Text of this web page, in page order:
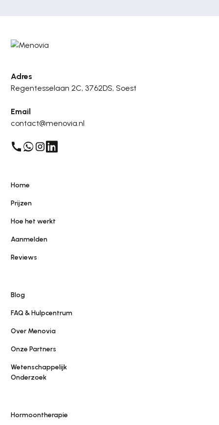
Adres
Regentesselaan 2C, 3762DS, Soest
Email
contact@menovia.nl
Home
Prijzen
Hoe het werkt
Aanmelden
Reviews
Blog
FAQ & Hulpcentrum
Over Menovia
Onze Partners
Wetenschappelijk
Onderzoek
Hormoontherapie